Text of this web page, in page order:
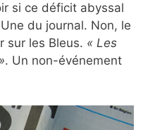
si ce déficit abyssal
du journal. Non, le
sur les Bleus. « Les
. Un non-événement